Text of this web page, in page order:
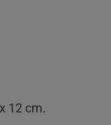
12 cm.